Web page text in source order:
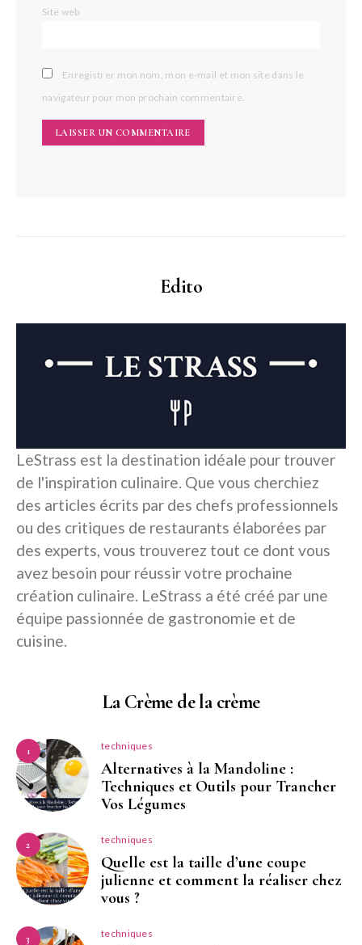
Site web
Enregistrer mon nom, mon e-mail et mon site dans le
navigateur pour mon prochain commentaire.
Edito
LeStrass est la destination idéale pour trouver
de l'inspiration culinaire. Que vous cherchiez
des articles écrits par des chefs professionnels
ou des critiques de restaurants élaborées par
des experts, vous trouverez tout ce dont vous
avez besoin pour réussir votre prochaine
création culinaire. LeStrass a été créé par une
équipe passionnée de gastronomie et de
cuisine.
La Crème de la crème
1 techniques
Alternatives à la Mandoline :
Techniques et Outils pour Trancher
Vos Légumes
2 techniques
Quelle est la taille d’une coupe
julienne et comment la réaliser chez
vous ?
3 techniques